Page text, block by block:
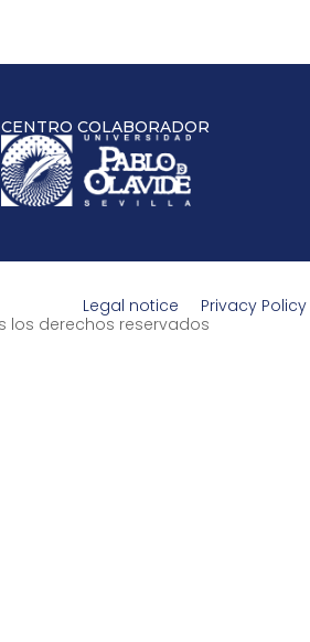
CENTRO COLABORADOR
Legal notice Privacy Policy
los derechos reservados